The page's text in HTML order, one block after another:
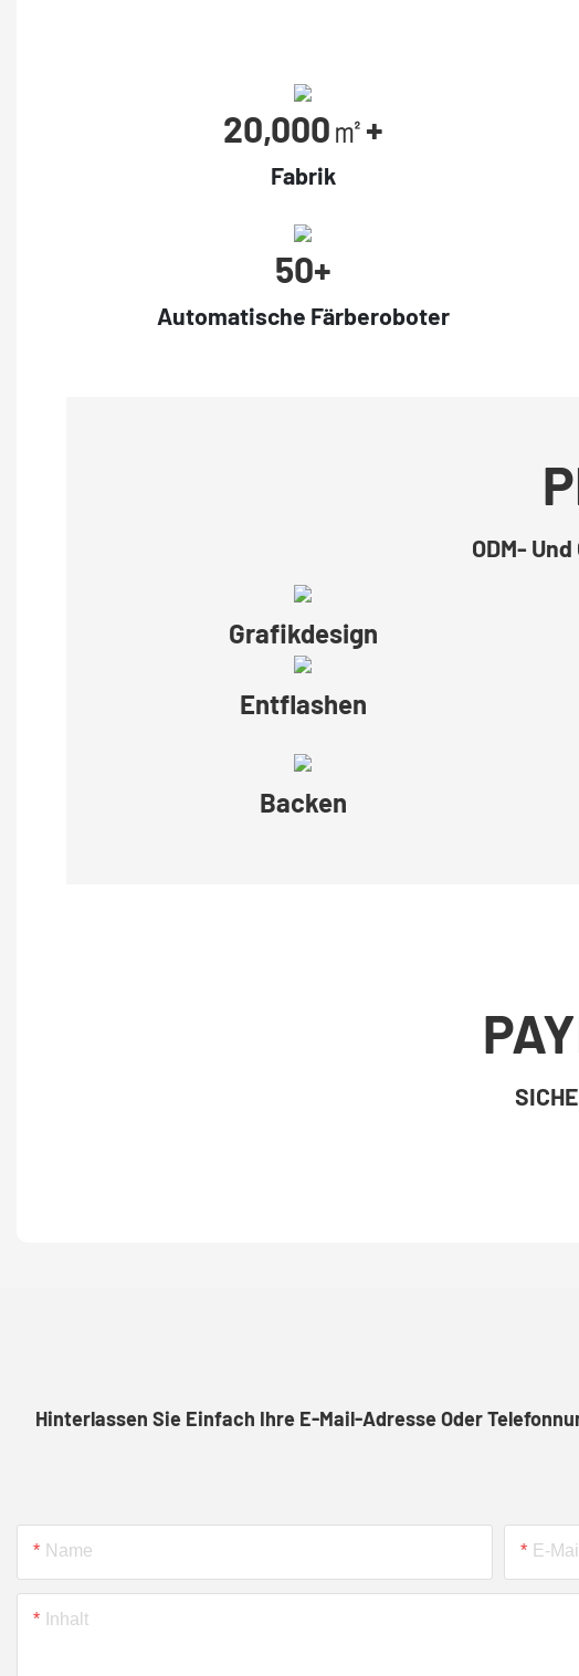
20,000㎡+
Fabrik
50+
Automatische Färberoboter
ODM-
Grafikdesign
Entflashen
Backen
Hinterlassen Sie Einfach Ihre E-Mail-Adresse Oder
Name E-Mail
Inhalt